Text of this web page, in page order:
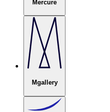
Mercure
Mgallery